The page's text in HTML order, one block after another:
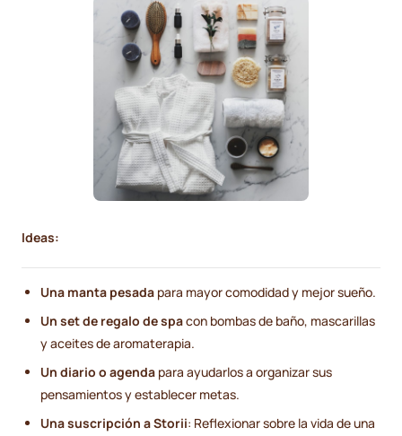
Ideas:
Una manta pesada para mayor comodidad y mejor sueño.
Un set de regalo de spacon bombas de baño, mascarillas
y aceites de aromaterapia.
Un diario o agenda para ayudarlos a organizar sus
pensamientos y establecer metas.
Una suscripción a Storii: Reflexionar sobre la vida de una